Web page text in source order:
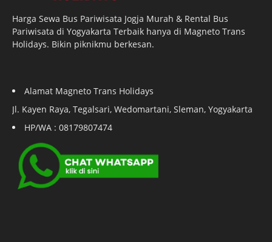
Harga Sewa Bus Pariwisata Jogja Murah & Rental Bus
Pariwisata di Yogyakarta Terbaik hanya di Magneto Trans
Holidays. Bikin piknikmu berkesan.
Alamat Magneto Trans Holidays
Jl. Kayen Raya, Tegalsari, Wedomartani, Sleman, Yogyakarta
HP/WA : 08179807474